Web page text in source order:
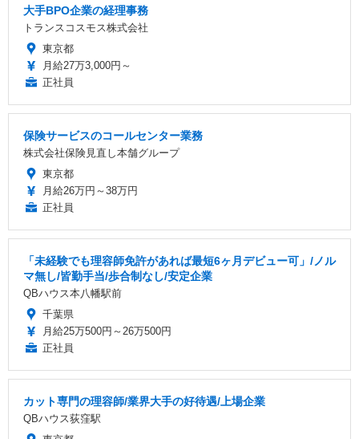
大手BPO企業の経理事務
トランスコスモス株式会社
東京都
月給27万3,000円～
正社員
保険サービスのコールセンター業務
株式会社保険見直し本舗グループ
東京都
月給26万円～38万円
正社員
「未経験でも理容師免許があれば最短6ヶ月デビュー可」/ノル
マ無し/皆勤手当/歩合制なし/安定企業
QBハウス本八幡駅前
千葉県
月給25万500円～26万500円
正社員
カット専門の理容師/業界大手の好待遇/上場企業
QBハウス荻窪駅